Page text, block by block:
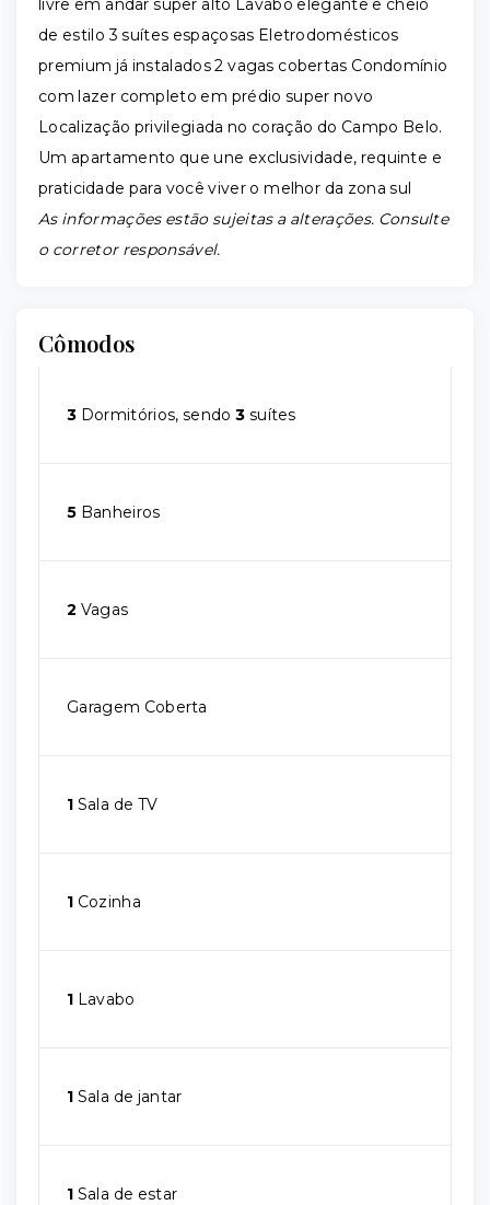
livre em andar super alto Lavabo elegante e cheio
de estilo 3 suítes espaçosas Eletrodomésticos
premium já instalados 2 vagas cobertas Condomínio
com lazer completo em prédio super novo
Localização privilegiada no coração do Campo Belo.
Um apartamento que une exclusividade, requinte e
praticidade para você viver o melhor da zona sul
As informações estão sujeitas a alterações. Consulte
o corretor responsável.
Cômodos
3 Dormitórios, sendo3 suítes
5 Banheiros
2 Vagas
Garagem Coberta
1 Sala de TV
1 Cozinha
1 Lavabo
1 Sala de jantar
1 Sala de estar